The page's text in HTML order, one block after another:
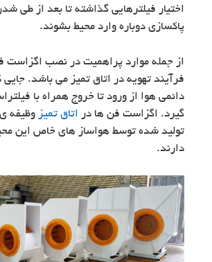
اختیار فیلترهایی گذاشته تا بعد از طی
پاکسازی دوباره وارد محیط بشوند.
از جمله موارد پراهمیت در نصب اگزاست
فرآیند تهویه در اتاق تمیز می باشد. جایی
دائمی هوا از ورود تا خروج همراه با
گیرد. اگزاست فن ها در اتاق تمیز وظیفه
تولید شده توسط هواساز های خاص این
دارند.